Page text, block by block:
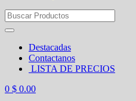
Search
for:
Destacadas
Contactanos
LISTA DE PRECIOS
0 $ 0.00